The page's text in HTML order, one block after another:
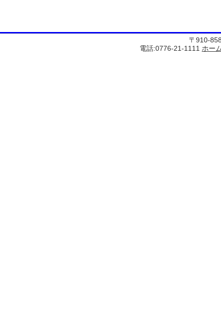
〒910-
電話:0776-21-1111 ホー